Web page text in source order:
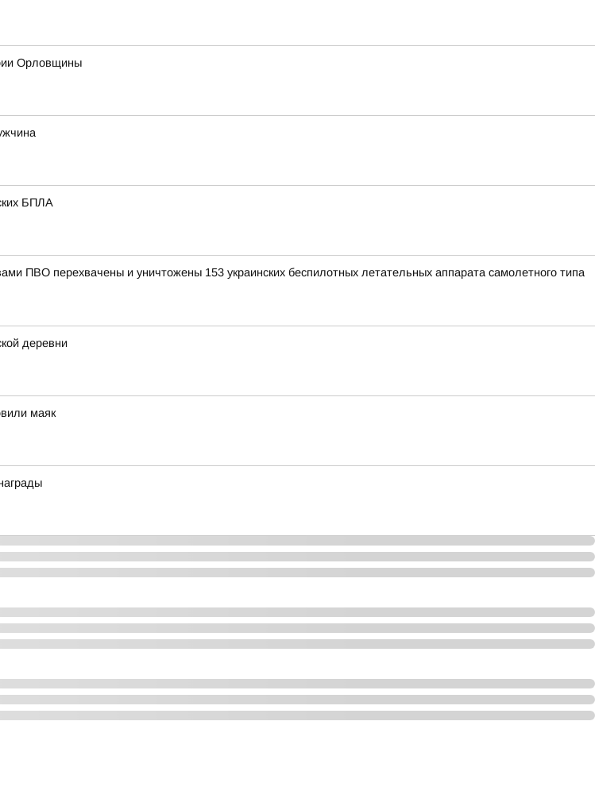
Орловщины
БПЛА
ПВО перехвачены и уничтожены 153 украинских беспилотных летательных аппарата самолетного типа
деревни
маяк